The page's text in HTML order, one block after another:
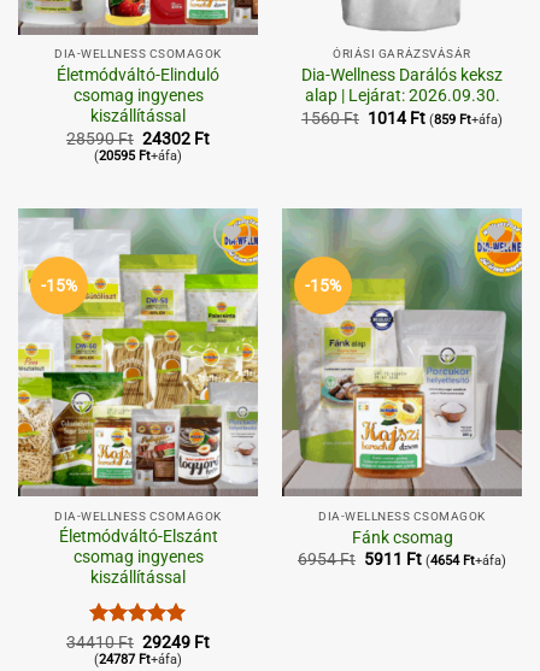
DIA-WELLNESS CSOMAGOK
Életmódváltó-Elinduló
csomag ingyenes
kiszállítással
28590Ft Original
price
24302 FtCurrent
(20595 Ft+áfa)
ÓRIÁSI GARÁZSVÁSÁR
Dia-Wellness Darálós keksz
alap | Lejárat: 2026.09.30.
1560Ft Original
1014FtCurrent
price
(859 Ft+áfa)
-15%
Kedvenceimhez
DIA-WELLNESS CSOMAGOK
Életmódváltó-Elszánt
csomag ingyenes
kiszállítással
Értékelés:5
/ 5
34410Ft Original
price
29249 FtCurrent
(24787 Ft+áfa)
-15%
Kedvenceimhez
DIA-WELLNESS CSOMAGOK
Fánk csomag
6954Ft Original
5911 FtCurrent
price
(4654 Ft+áfa)